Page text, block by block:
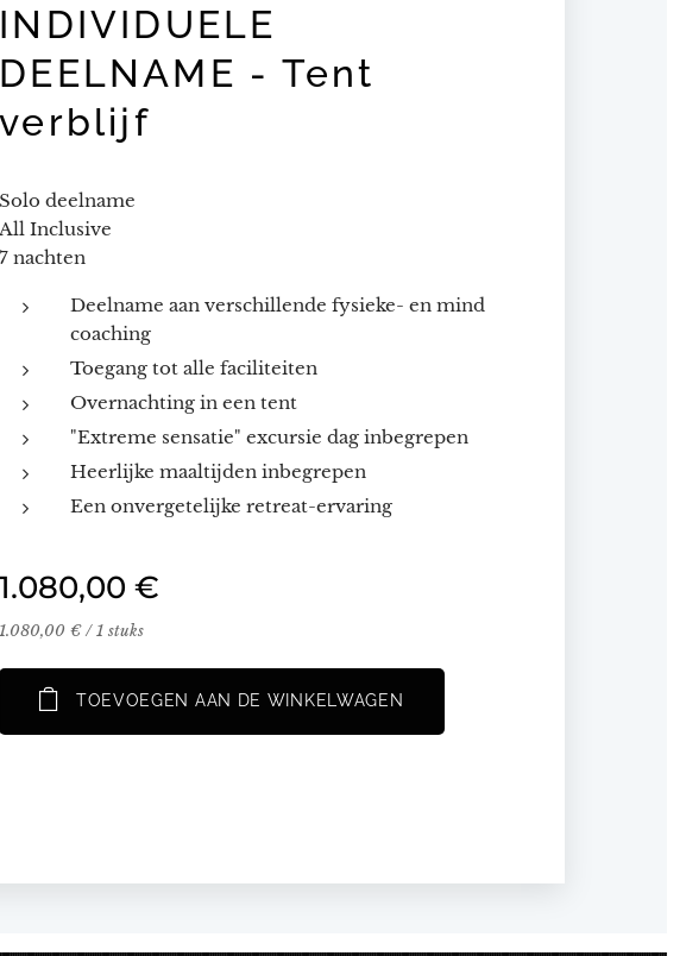
INDIVIDUELE
DEELNAME - Tent
verblijf
Solo deelname
All Inclusive
7 nachten
Deelname aan verschillende fysieke- en mind
coaching
Toegang tot alle faciliteiten
Overnachting in een tent
"Extreme sensatie" excursie dag inbegrepen
Heerlijke maaltijden inbegrepen
Een onvergetelijke retreat-ervaring
1.080,00 €
1.080,00 € / 1 stuks
TOEVOEGEN AAN DE WINKELWAGEN